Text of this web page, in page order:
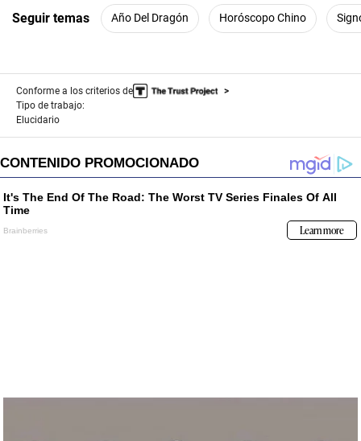
Seguir temas Año Del Dragón Horóscopo Chino
Conforme a los criterios de
Tipo de trabajo:
Elucidario